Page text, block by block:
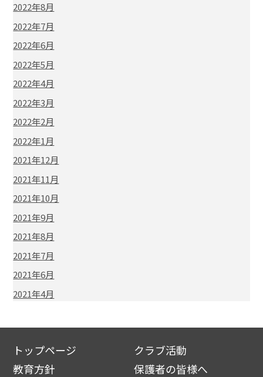
2022年8月
2022年7月
2022年6月
2022年5月
2022年4月
2022年3月
2022年2月
2022年1月
2021年12月
2021年11月
2021年10月
2021年9月
2021年8月
2021年7月
2021年6月
2021年4月
トップページ
教育方針
クラブ活動
保護者の皆様へ